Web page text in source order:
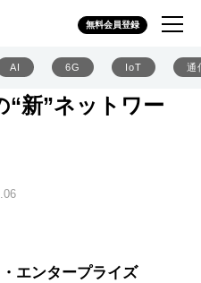
無料会員登録
AI 6G IoT 通
“新”ネットワー
エンタープライズ